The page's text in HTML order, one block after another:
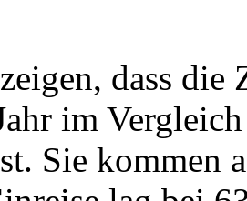
dass die
im
Sie kommen